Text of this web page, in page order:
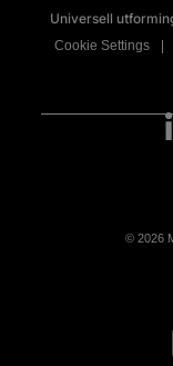
Universell
Cookie Settings
© 2026